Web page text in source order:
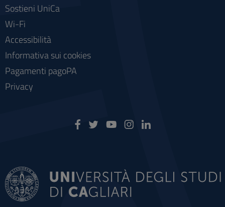
Sostieni UniCa
Wi-Fi
Accessibilità
Informativa sui cookies
Pagamenti pagoPA
Privacy